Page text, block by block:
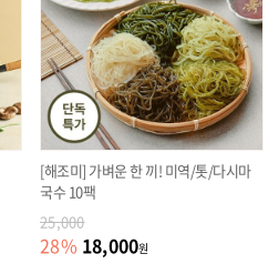
[해조미] 가벼운 한 끼! 미역/톳/다시마
국수 10팩
25,000
28% 18,000원